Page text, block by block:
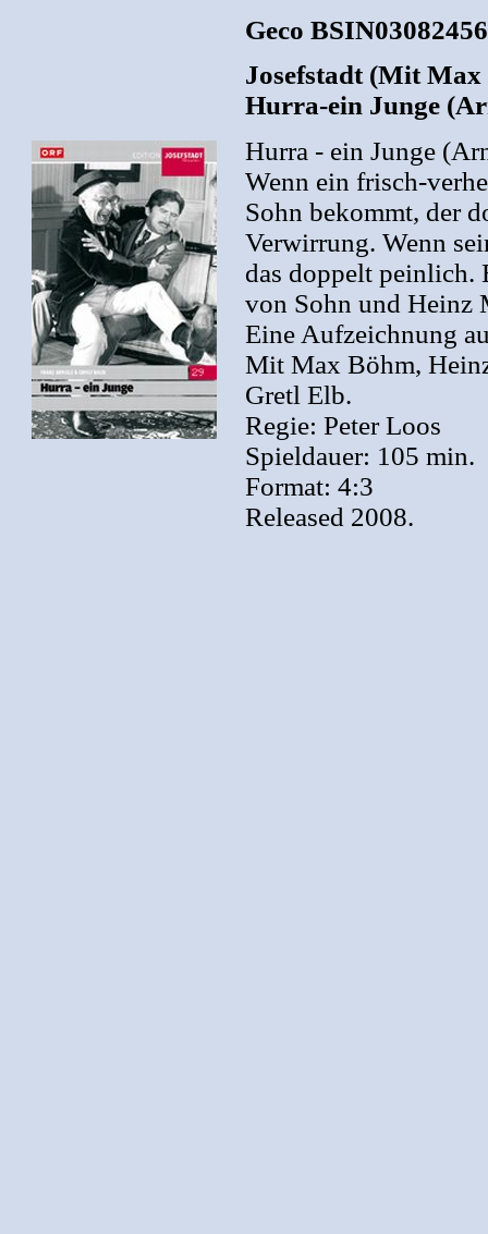
Geco
Josefstadt (Mit
Hurra-ein Junge
Hurra - ein Junge
Wenn ein frisch-
Sohn bekommt, der
Verwirrung. Wenn
das doppelt
von Sohn und Heinz
Eine Aufzeichnung
Mit Max Böhm,
Gretl Elb.
Regie: Peter Loos
Spieldauer: 105 min.
Format: 4:3
Released 2008.